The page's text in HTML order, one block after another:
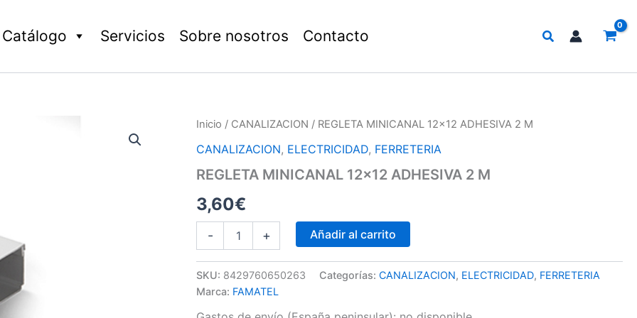
Catálogo Servicios Sobre nosotros Contacto Buscar
Inicio / CANALIZACION / REGLETA MINICANAL 12×12 ADHESIVA 2 M
CANALIZACION, ELECTRICIDAD, FERRETERIA
REGLETA MINICANAL 12×12 ADHESIVA 2 M
3,60€
-
REGLETA
12x12
2
cantidad
+ Añadir al carrito
SKU: 8429760650263 Categorías:CANALIZACION, ELECTRICIDAD, FERRETERIA
Marca: FAMATEL